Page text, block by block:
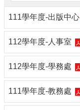
臺
大
校
訊
English
網
站
導
覽
111學年度-出版中心
112學年度-人事室
112學年度-學務處
111學年度-教務處